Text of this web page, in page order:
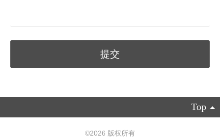
Top
©2026 版权所有